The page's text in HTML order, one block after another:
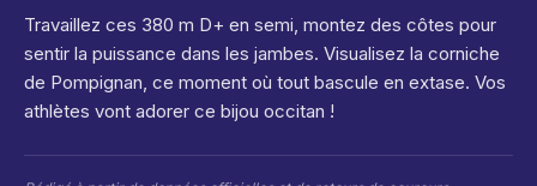
Travaillez ces 380 m D+ en semi, montez des côtes pour
sentir la puissance dans les jambes. Visualisez la corniche
de Pompignan, ce moment où tout bascule en extase. Vos
athlètes vont adorer ce bijou occitan !